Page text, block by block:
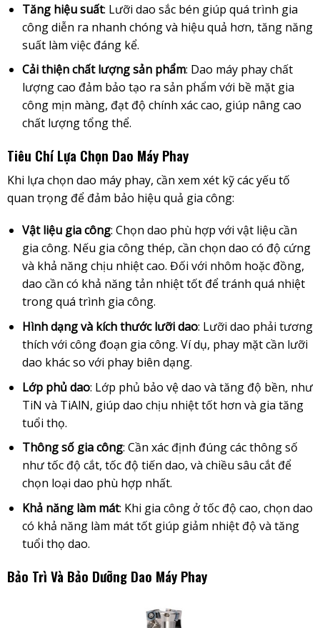
Tăng hiệu suất: Lưỡi dao sắc bén giúp quá trình gia
công diễn ra nhanh chóng và hiệu quả hơn, tăng năng
suất làm việc đáng kể.
Cải thiện chất lượng sản phẩm: Dao máy phay chất
lượng cao đảm bảo tạo ra sản phẩm với bề mặt gia
công mịn màng, đạt độ chính xác cao, giúp nâng cao
chất lượng tổng thể.
Tiêu Chí Lựa Chọn Dao Máy Phay
Khi lựa chọn dao máy phay, cần xem xét kỹ các yếu tố
quan trọng để đảm bảo hiệu quả gia công:
Vật liệu gia công: Chọn dao phù hợp với vật liệu cần
gia công. Nếu gia công thép, cần chọn dao có độ cứng
và khả năng chịu nhiệt cao. Đối với nhôm hoặc đồng,
dao cần có khả năng tản nhiệt tốt để tránh quá nhiệt
trong quá trình gia công.
Hình dạng và kích thước lưỡi dao: Lưỡi dao phải tương
thích với công đoạn gia công. Ví dụ, phay mặt cần lưỡi
dao khác so với phay biên dạng.
Lớp phủ dao: Lớp phủ bảo vệ dao và tăng độ bền, như
TiN và TiAlN, giúp dao chịu nhiệt tốt hơn và gia tăng
tuổi thọ.
Thông số gia công: Cần xác định đúng các thông số
như tốc độ cắt, tốc độ tiến dao, và chiều sâu cắt để
chọn loại dao phù hợp nhất.
Khả năng làm mát: Khi gia công ở tốc độ cao, chọn dao
có khả năng làm mát tốt giúp giảm nhiệt độ và tăng
tuổi thọ dao.
Bảo Trì Và Bảo Dưỡng Dao Máy Phay